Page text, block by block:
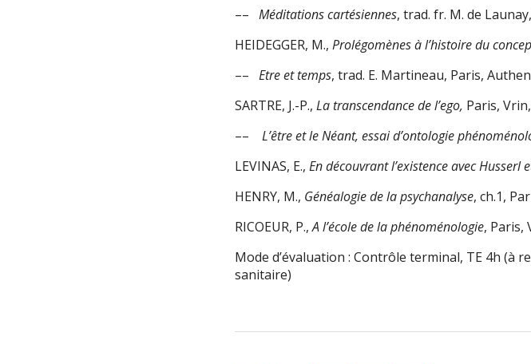
–– Méditations cartésiennes, trad. fr. M. de
HEIDEGGER, M., Prolégomènes à l’histoire du
–– Etre et temps, trad. E. Martineau, Paris,
SARTRE, J.-P., La transcendance de l’ego, Paris,
–– L’être et le Néant, essai d’ontologie
LEVINAS, E., En découvrant l’existence avec Husserl
HENRY, M., Généalogie de la psychanalyse, ch.1,
RICOEUR, P.,A l’école de la phénoménologie, Paris,
Mode d’évaluation : Contrôle terminal, TE 4h (à
sanitaire)